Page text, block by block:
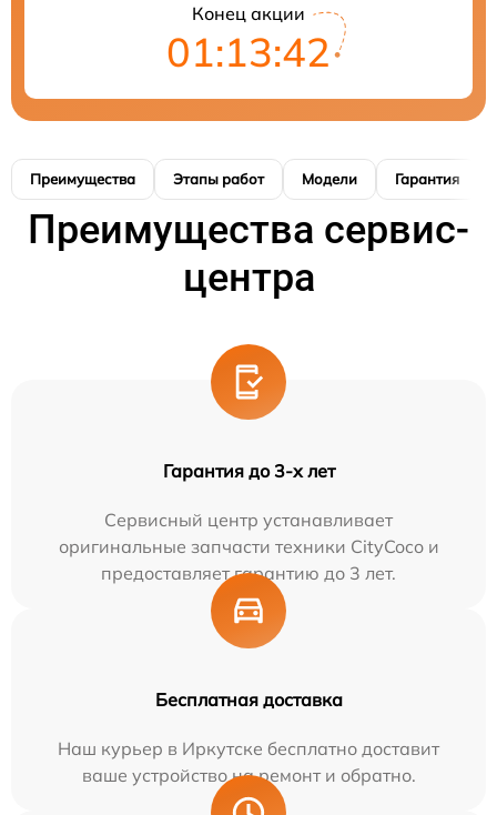
Конец акции
01:13:41
Преимущества Этапы работ Модели Гарантия
Преимущества сервис-
центра
Гарантия до 3-х лет
Сервисный центр устанавливает
оригинальные запчасти техники CityCoco и
предоставляет гарантию до 3 лет.
Бесплатная доставка
Наш курьер в Иркутске бесплатно доставит
ваше устройство на ремонт и обратно.